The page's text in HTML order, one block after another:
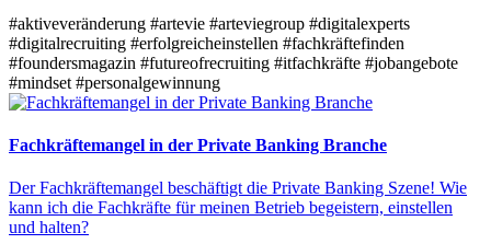
#aktiveveränderung #artevie #arteviegroup #digitalexperts
#digitalrecruiting #erfolgreicheinstellen #fachkräftefinden
#foundersmagazin #futureofrecruiting #itfachkräfte #jobangebote
#mindset #personalgewinnung
Fachkräftemangel in der Private Banking Branche
Der Fachkräftemangel beschäftigt die Private Banking Szene! Wie
kann ich die Fachkräfte für meinen Betrieb begeistern, einstellen
und halten?